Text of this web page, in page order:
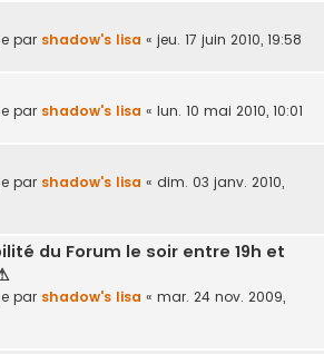
par shadow's lisa « jeu. 17 juin 2010, 19:58
par shadow's lisa « lun. 10 mai 2010, 10:01
par shadow's lisa « dim. 03 janv. 2010,
du Forum le soir entre 19h et
par shadow's lisa « mar. 24 nov. 2009,